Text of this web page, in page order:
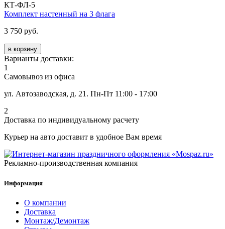
КТ-ФЛ-5
Комплект настенный на 3 флага
3 750 руб.
в корзину
Варианты доставки:
1
Самовывоз из офиса
ул. Автозаводская, д. 21. Пн-Пт 11:00 - 17:00
2
Доставка по индивидуальному расчету
Курьер на авто доставит в удобное Вам время
Рекламно-производственная компания
Информация
О компании
Доставка
Монтаж/Демонтаж